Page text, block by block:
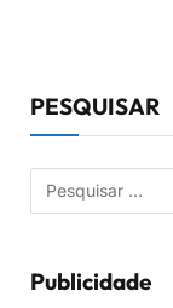
PESQUISAR
Publicidade